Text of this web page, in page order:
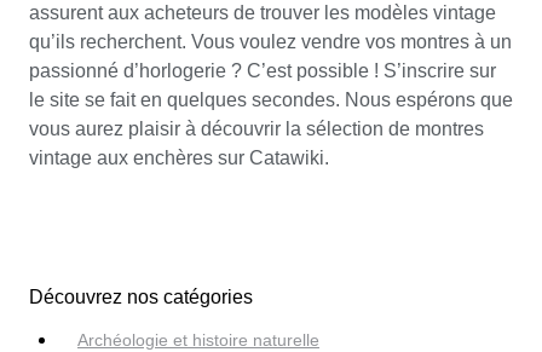
assurent aux acheteurs de trouver les modèles vintage
qu’ils recherchent. Vous voulez vendre vos montres à un
passionné d’horlogerie ? C’est possible ! S’inscrire sur
le site se fait en quelques secondes. Nous espérons que
vous aurez plaisir à découvrir la sélection de montres
vintage aux enchères sur Catawiki.
Découvrez nos catégories
Archéologie et histoire naturelle